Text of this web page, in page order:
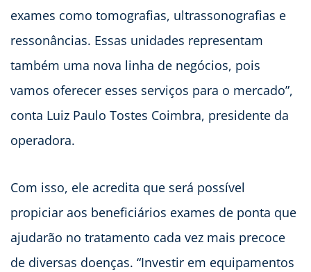
exames como tomografias, ultrassonografias e
ressonâncias. Essas unidades representam
também uma nova linha de negócios, pois
vamos oferecer esses serviços para o mercado”,
conta Luiz Paulo Tostes Coimbra, presidente da
operadora.
Com isso, ele acredita que será possível
propiciar aos beneficiários exames de ponta que
ajudarão no tratamento cada vez mais precoce
de diversas doenças. “Investir em equipamentos